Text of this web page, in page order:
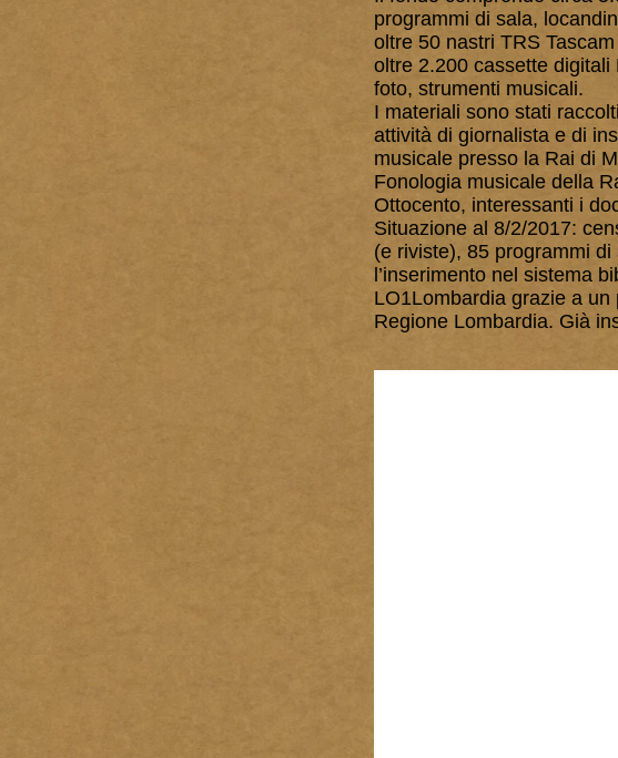
programmi di sala,
oltre 50 nastri TRS
oltre 2.200 cassette digitali
foto, strumenti musicali.
I materiali sono stati
attività di giornalista e di
musicale presso la Rai di
Fonologia musicale della
Ottocento, interessanti i
Situazione al 8/2/2017:
(e riviste), 85 programmi
l’inserimento nel sistema
LO1Lombardia grazie a
Regione Lombardia. Già